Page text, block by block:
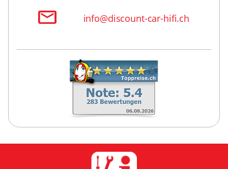
info@discount-car-hifi.ch